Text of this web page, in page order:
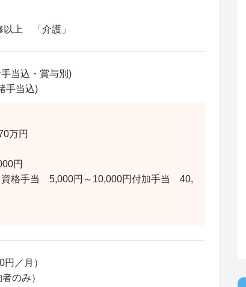
以上 「介護」
当込・賞与別)
手当込)
万円
円
格手当 5,000円～10,000円付加手当 40,
／月）
のみ）